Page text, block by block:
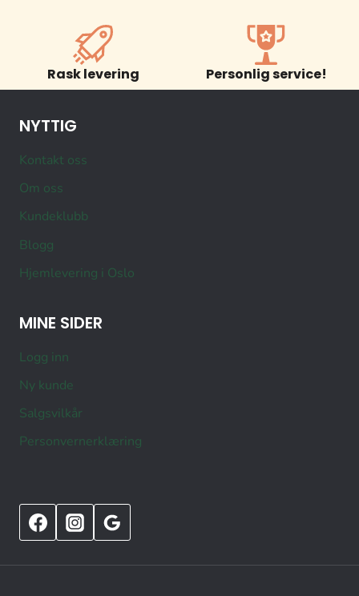
Rask levering Personlig service!
NYTTIG
Kontakt oss
Om oss
Kundeklubb
Blogg
Hjemlevering i Oslo
MINE SIDER
Logg inn
Ny kunde
Salgsvilkår
Personvernerklæring